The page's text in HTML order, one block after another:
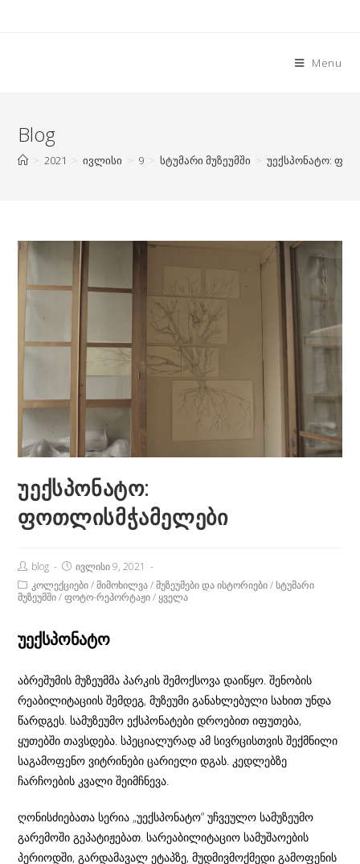
Menu
Blog
> 2021 > ივლისი > 9 > სტუმარი მუზეუმში > უექსპონატო:
უექსპონატო:
ფოთლისმჭამელები
Post
Author:
blog
Post
published:
ივლისი 9, 2021
Post
Category:
კოლექციები / მიმოხილვა / მუზეუმები და ისტორიები / სტუმარი
მუზეუმში / ფოტო-რეპორტაჟი / ყველა
უექსპონატო
აბრეშუმის მუზეუმმა პარკის შემოქსოვა დაიწყო. შენობის
რეაბილიტაციის შემდეგ, მუზეუმი განახლებული სახით უნდა
წარდგეს. სამუზეუმო ექსპონატები დროებით იფუთება,
ყუთებში თავსდება. სპეციალურად ამ სივრცისთვის შექმნილი
საგამოფენო ვიტრინები ცარიელი დგას. კედლებზე
ჩარჩოების კვალი შეიმჩნევა.
ღონისძიებათა სერია „უექსპონატო“ უჩვეულო სამუზეუმო
გარემოში გეპატიჟებათ. სარეაბილიტაციო სამუშაოების
პერიოდში, გარდამავალ ეტაპზე, მუდმივმოქმედი გამოფენის